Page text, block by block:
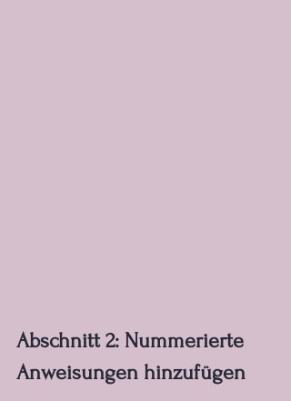
Abschnitt 2: Nummerierte
Anweisungen hinzufügen